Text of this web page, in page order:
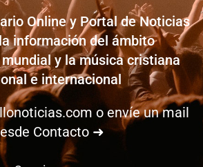
Online y Portal de Noticias
información del ámbito
y la música cristiana
e internacional
o envíe un mail
Contacto ➜